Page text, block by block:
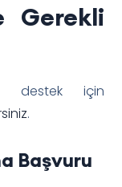
Gerekli
destek için
.
Başvuru